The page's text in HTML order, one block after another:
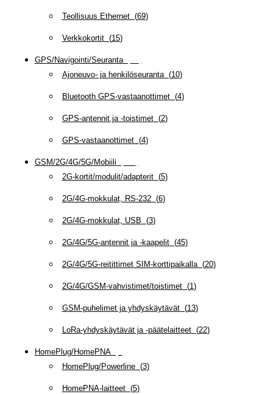
Teollisuus Ethernet(69)
Verkkokortit(15)
GPS/Navigointi/Seuranta(
Ajoneuvo- ja henkilöseuranta(10)
Bluetooth GPS-vastaanottimet(4)
GPS-antennit ja -toistimet(2)
GPS-vastaanottimet(4)
GSM/2G/4G/5G/Mobiili
2G-kortit/modulit/adapterit(5)
2G/4G-mokkulat, RS-232(6)
2G/4G-mokkulat, USB (3)
2G/4G/5G-antennit ja -kaapelit(45)
2G/4G/5G-reitittimet SIM-korttipaikalla(20)
2G/4G/GSM-vahvistimet/toistimet(1)
GSM-puhelimet ja yhdyskäytävät(13)
LoRa-yhdyskäytävät ja -päätelaitteet(22)
HomePlug/HomePNA(
HomePlug/Powerline(3)
HomePNA-laitteet(5)